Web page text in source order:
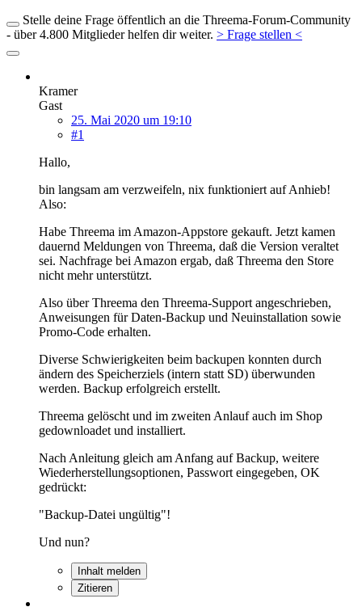
Stelle deine Frage öffentlich an die Threema-Forum-Community
- über 4.800 Mitglieder helfen dir weiter. > Frage stellen <
Kramer
Gast
25. Mai 2020 um 19:10
#1
Hallo,
bin langsam am verzweifeln, nix funktioniert auf Anhieb!
Also:
Habe Threema im Amazon-Appstore gekauft. Jetzt kamen
dauernd Meldungen von Threema, daß die Version veraltet
sei. Nachfrage bei Amazon ergab, daß Threema den Store
nicht mehr unterstützt.
Also über Threema den Threema-Support angeschrieben,
Anweisungen für Daten-Backup und Neuinstallation sowie
Promo-Code erhalten.
Diverse Schwierigkeiten beim backupen konnten durch
ändern des Speicherziels (intern statt SD) überwunden
werden. Backup erfolgreich erstellt.
Threema gelöscht und im zweiten Anlauf auch im Shop
gedownloadet und installiert.
Nach Anleitung gleich am Anfang auf Backup, weitere
Wiederherstellungsoptionen, Passwort eingegeben, OK
gedrückt:
"Backup-Datei ungültig"!
Und nun?
Inhalt melden
Zitieren